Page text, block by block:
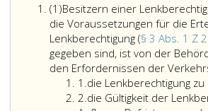
(1)Absatz
eins,
Besitzern einer
die Voraussetzungen für die
Lenkberechtigung (§ 3 Abs. 1 Z 2
gegeben sind, ist von der
den Erfordernissen der
1.Ziffer
eins
die Lenkberechtigung
2.Ziffer
die Gültigkeit der